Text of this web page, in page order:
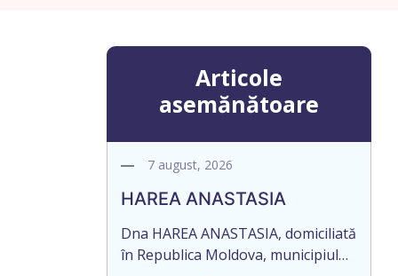
Articole
asemănătoare
7 august, 2026
HAREA ANASTASIA
Dna HAREA ANASTASIA, domiciliată
în Republica Moldova, municipiul